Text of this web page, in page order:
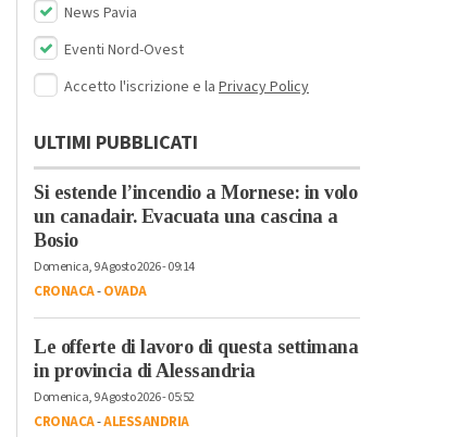
News Pavia
Eventi Nord-Ovest
Accetto l'iscrizione e la Privacy Policy
ULTIMI PUBBLICATI
Si estende l’incendio a Mornese: in volo
un canadair. Evacuata una cascina a
Bosio
Domenica, 9 Agosto 2026 - 09:14
CRONACA-OVADA
Le offerte di lavoro di questa settimana
in provincia di Alessandria
Domenica, 9 Agosto 2026 - 05:52
CRONACA-ALESSANDRIA